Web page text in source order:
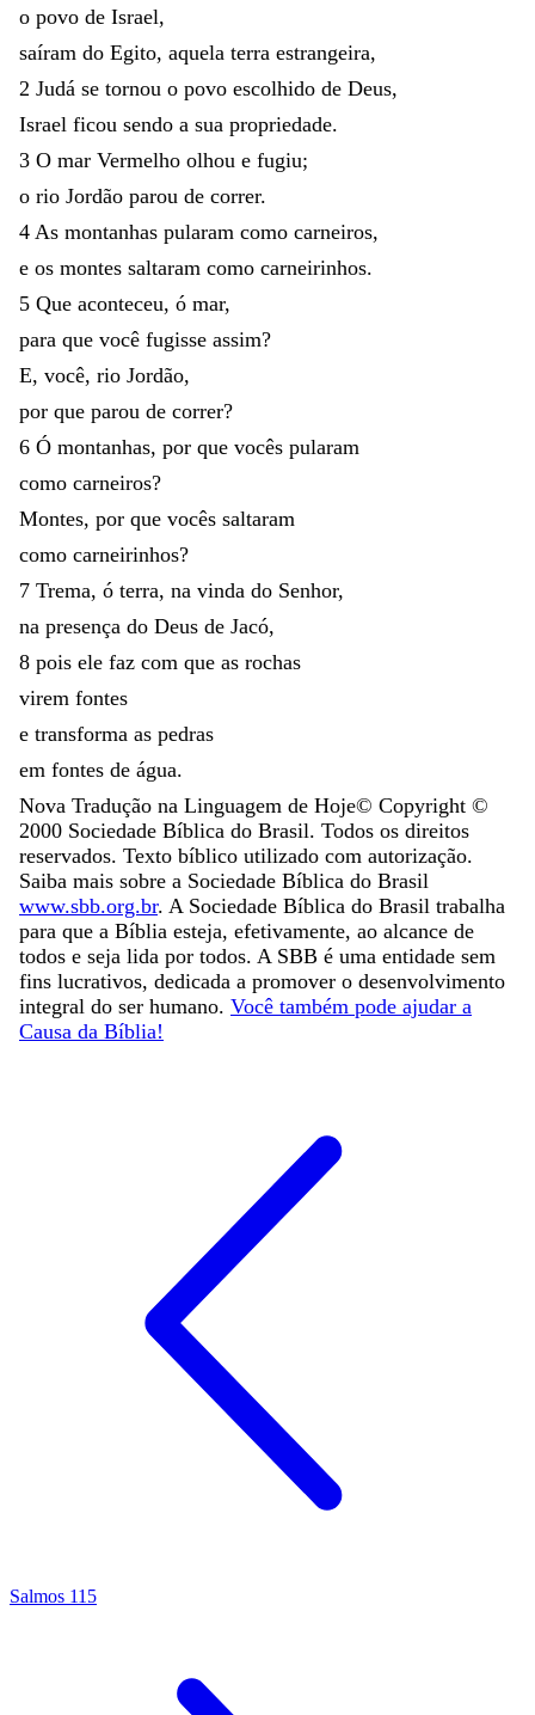
o povo de Israel,
saíram do Egito, aquela terra estrangeira,
2 Judá se tornou o povo escolhido de Deus,
Israel ficou sendo a sua propriedade.
3 O mar Vermelho olhou e fugiu;
o rio Jordão parou de correr.
4 As montanhas pularam como carneiros,
e os montes saltaram como carneirinhos.
5 Que aconteceu, ó mar,
para que você fugisse assim?
E, você, rio Jordão,
por que parou de correr?
6 Ó montanhas, por que vocês pularam
como carneiros?
Montes, por que vocês saltaram
como carneirinhos?
7 Trema, ó terra, na vinda do Senhor,
na presença do Deus de Jacó,
8 pois ele faz com que as rochas
virem fontes
e transforma as pedras
em fontes de água.
Nova Tradução na Linguagem de Hoje© Copyright ©
2000 Sociedade Bíblica do Brasil. Todos os direitos
reservados. Texto bíblico utilizado com autorização.
Saiba mais sobre a Sociedade Bíblica do Brasil
www.sbb.org.br. A Sociedade Bíblica do Brasil trabalha
para que a Bíblia esteja, efetivamente, ao alcance de
todos e seja lida por todos. A SBB é uma entidade sem
fins lucrativos, dedicada a promover o desenvolvimento
integral do ser humano. Você também pode ajudar a
Causa da Bíblia!
Salmos 115